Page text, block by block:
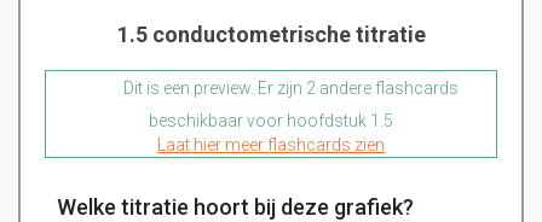
1.5 conductometrische titratie
Dit is een preview. Er zijn 2 andere flashcards
beschikbaar voor hoofdstuk 1.5
Laat hier meer flashcards zien
Welke titratie hoort bij deze grafiek?